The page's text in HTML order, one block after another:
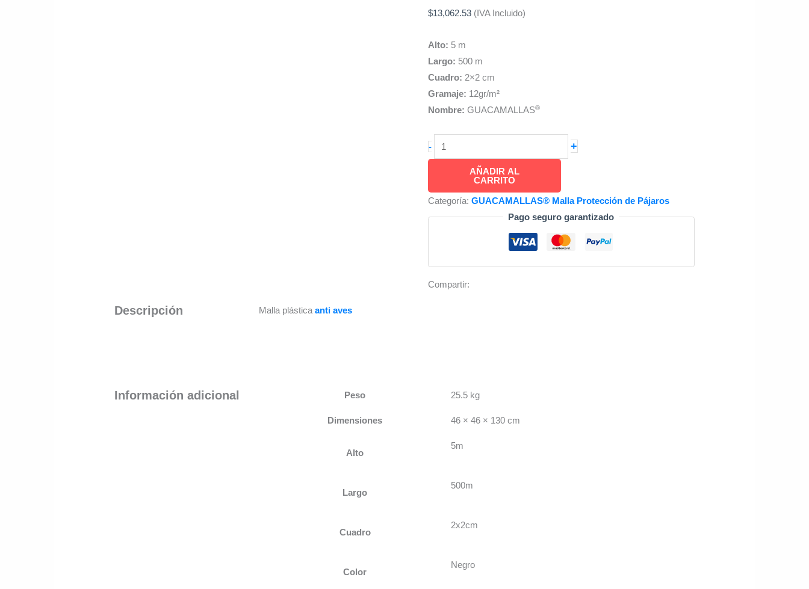
$13,062.53 (IVA Incluido)
Alto: 5 m
Largo: 500 m
Cuadro: 2×2 cm
Gramaje: 12gr/m²
Nombre: GUACAMALLAS®
-
GUACAMALLAS®
Malla
Anti
Aves
-
+
AÑADIR AL
CARRITO
Categoría: GUACAMALLAS® Malla Protección de Pájaros
Pago seguro garantizado
Compartir:
Descripción Malla plástica anti aves
Información adicional Peso 25.5 kg
Dimensiones 46 × 46 × 130 cm
Alto
5m
Largo
500m
Cuadro
2x2cm
Color
Negro